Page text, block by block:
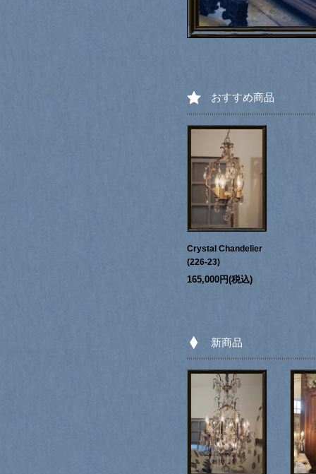
おすすめ商品
Crystal Chandelier
(226-23)
165,000円(税込)
新商品